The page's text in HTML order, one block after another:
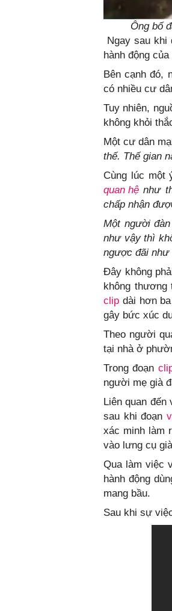
Ông bố
Ngay sau khi
hành động của
Bên cạnh đó,
có nhiều cư
Tuy nhiên,
không khỏi
Một cư dân
thế. Thế gian
Cùng lúc một
quan hệ như
chấp nhận
Một người
như vậy thì
ngược đãi
Đây không
không thương
clip dài hơn
gây bức xúc
Theo người
tại nhà ở
Trong đoạn
người mẹ già
Liên quan
sau khi đoạn
xác minh làm
vào lưng cụ
Qua làm việc
hành động
mang bầu.
Sau khi sự